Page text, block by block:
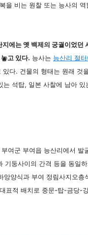
을 비는 원찰 또는 능사의 역
에는 옛 백제의 궁궐이었던
고 있다. 능사는 능산리 절터
다. 건물의 형태는 원래 것
석탑, 일본 사찰에 남아 있
여군 부여읍 능산리에서 발
기둥사이의 간격 등을 동일
양식과 부여 정림사지오층
표적 배치로 중문-탑-금당-